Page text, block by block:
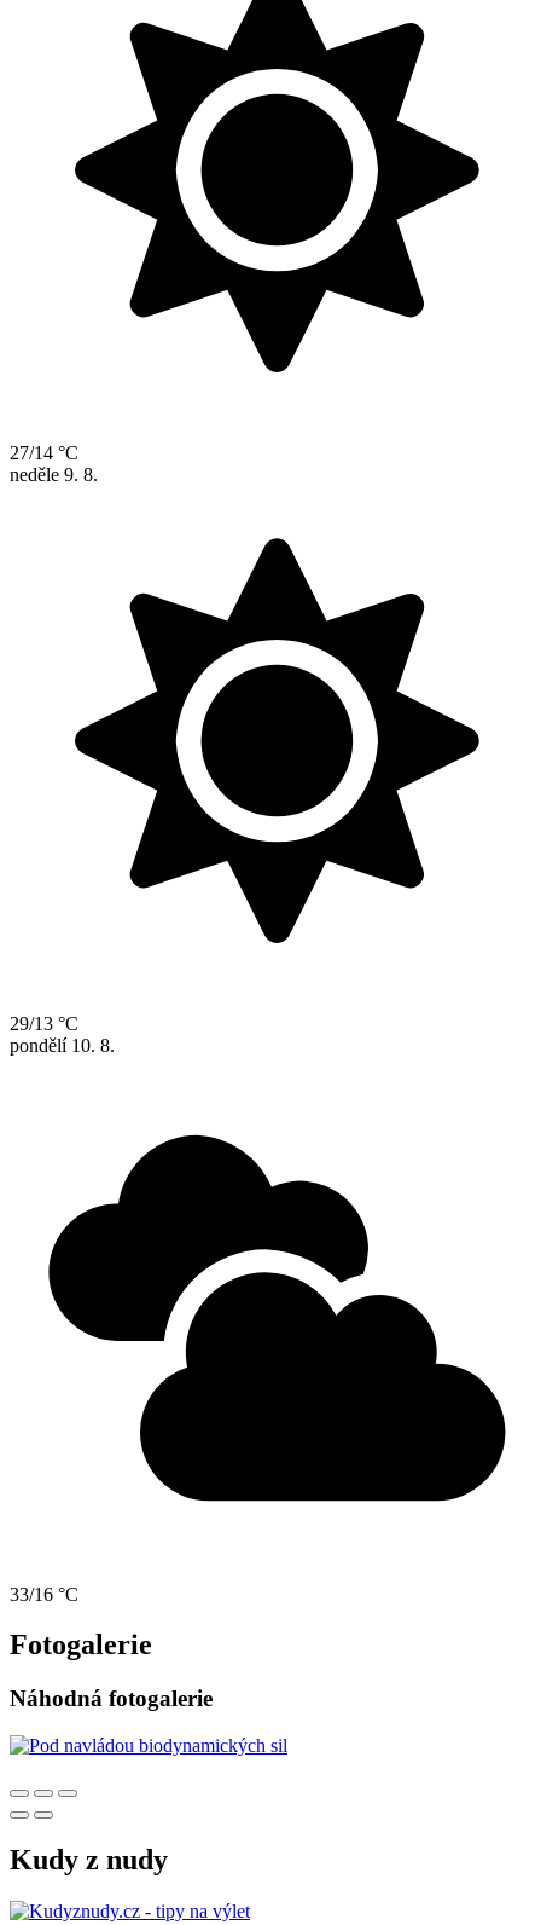
27/14 °C
neděle 9. 8.
29/13 °C
pondělí 10. 8.
33/16 °C
Fotogalerie
Náhodná fotogalerie
Kudy z nudy